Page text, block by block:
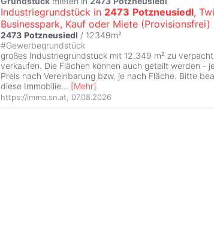
Industriegrundstück in 2473 Potzneusiedl,
Businesspark, Kauf oder Miete (Provisionsfrei)
2473 Potzneusiedl / 12349m²
#Gewerbegrundstück
großes Industriegrundstück mit 12.349 m² zu
verkaufen. Die Flächen können auch geteilt werden -
Preis nach Vereinbarung bzw. je nach Fläche. Bitte
diese Immobilie... [Mehr]
https://immo.sn.at 07.08.2026